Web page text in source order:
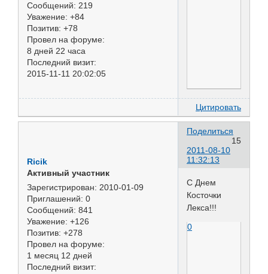
Сообщений: 219
Уважение: +84
Позитив: +78
Провел на форуме:
8 дней 22 часа
Последний визит:
2015-11-11 20:02:05
Цитировать
Поделиться
15
2011-08-10
11:32:13
Ricik
Активный участник
Зарегистрирован: 2010-01-09
Приглашений: 0
Сообщений: 841
Уважение: +126
Позитив: +278
Провел на форуме:
1 месяц 12 дней
Последний визит:
С Днем
Косточки
Лекса!!!
0